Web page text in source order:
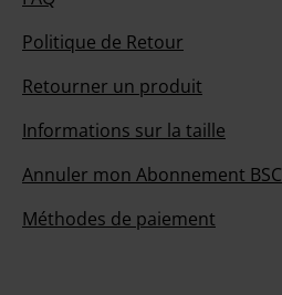
Politique de Retour
Retourner un produit
Informations sur la taille
Annuler mon Abonnement BSC
Méthodes de paiement